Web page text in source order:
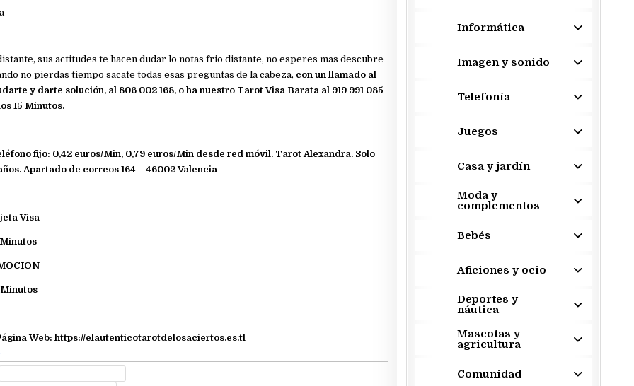
sus actitudes te hacen dudar lo notas frio distante, no esperes mas descubre
no pierdas tiempo sacate todas esas preguntas de la cabeza, con un llamado al
y darte solución, al 806 002 168, o ha nuestro Tarot Visa Barata al 919 991 085
15 Minutos.
fijo: 0,42 euros/Min, 0,79 euros/Min desde red móvil. Tarot Alexandra. Solo
Apartado de correos 164 – 46002 Valencia
Visa
Web: https://elautenticotarotdelosaciertos.es.tl
Informática
Imagen y sonido
Telefonía
Juegos
Casa y jardín
Moda y
complementos
Bebés
Aficiones y ocio
Deportes y
náutica
Mascotas y
agricultura
Comunidad